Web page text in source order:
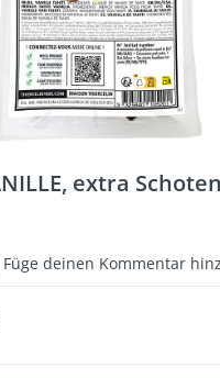
extra
deinen Kommentar